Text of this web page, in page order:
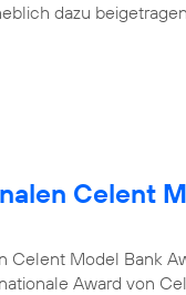
dazu
Celent
Celent Model Bank
Award von